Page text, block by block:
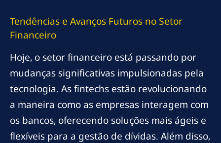
Tendências e Avanços Futuros no Setor
Financeiro
Hoje, o setor financeiro está passando por
mudanças significativas impulsionadas pela
tecnologia. As fintechs estão revolucionando
a maneira como as empresas interagem com
os bancos, oferecendo soluções mais ágeis e
flexíveis para a gestão de dívidas. Além disso,